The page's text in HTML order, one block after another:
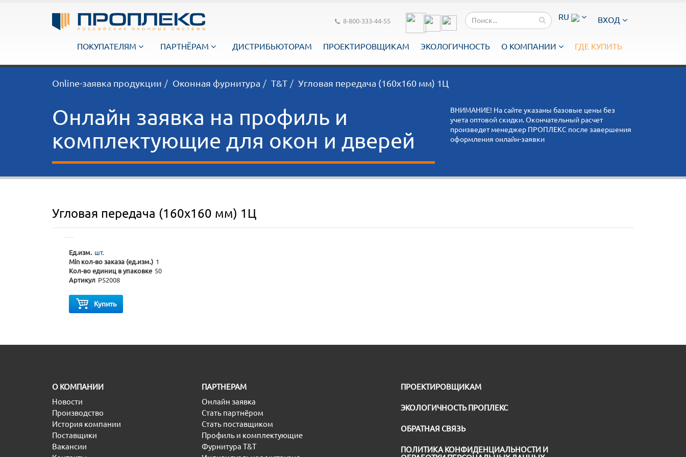
RU ВХОД
8-800-333-44-55
ПОКУПАТЕЛЯМ ПАРТНЁРАМ ДИСТРИБЬЮТОРАМ ПРОЕКТИРОВЩИКАМ ЭКОЛОГИЧНОСТЬ О КОМПАНИИ ГДЕ КУПИТЬ
Online-заявка продукции Оконная фурнитура T&T Угловая передача (160x160 мм) 1Ц
Онлайн заявка на профиль и
комплектующие для окон и дверей
ВНИМАНИЕ! На сайте указаны базовые цены без
учета оптовой скидки. Окончательный расчет
произведет менеджер ПРОПЛЕКС после завершения
оформления онлайн-заявки
Угловая передача (160x160 мм) 1Ц
Ед.изм. шт.
Min кол-во заказа (ед.изм.) 1
Кол-во единиц в упаковке 50
Артикул P52008
Купить
O КОМПАНИИ
Новости
Производство
История компании
Поставщики
Вакансии
ПАРТНЕРАМ
Онлайн заявка
Стать партнёром
Стать поставщиком
Профиль и комплектующие
Фурнитура T&T
ПРОЕКТИРОВЩИКАМ
ЭКОЛОГИЧНОСТЬ ПРОПЛЕКС
ОБРАТНАЯ СВЯЗЬ
ПОЛИТИКА КОНФИДЕНЦИАЛЬНОСТИ И